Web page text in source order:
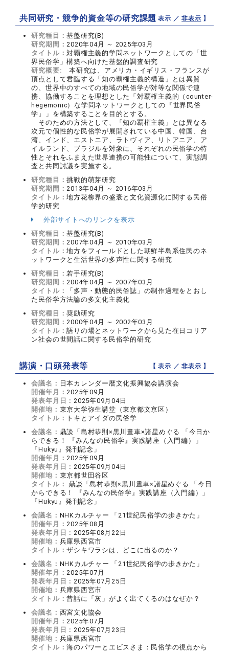
共同研究・競争的資金等の研究課題【 表示 ／非表示 】
研究種目：基盤研究(B)
研究期間：2020年04月 ～ 2025年03月
タイトル：対覇権主義的学問ネットワークとしての「世
界民俗学」構築へ向けた基盤的調査研究
研究概要: 本研究は、アメリカ・イギリス・フランスが
頂点として君臨する「知の覇権主義的構造」とは異質
の、世界中のすべての地域の民俗学が対等な関係で連
携、協働することを理想とした「対覇権主義的（counter-
hegemonic）な学問ネットワークとしての『世界民俗
学』」を構築することを目的とする。
そのための方法として、「知の覇権主義」とは異なる
次元で個性的な民俗学が展開されている中国、韓国、台
湾、インド、エストニア、ラトヴィア、リトアニア、ア
イルランド、ブラジルを対象に、それぞれの民俗学の特
性とそれをふまえた世界連携の可能性について、実態調
査と共同討議を実施する。
研究種目：挑戦的萌芽研究
研究期間：2013年04月 ～ 2016年03月
タイトル：地方花柳界の盛衰と文化資源化に関する民俗
学的研究
外部サイトへのリンクを表示
研究種目：基盤研究(B)
研究期間：2007年04月 ～ 2010年03月
タイトル：地方をフィールドとした朝鮮半島系住民のネ
ットワークと生活世界の多声性に関する研究
研究種目：若手研究(B)
研究期間：2004年04月 ～ 2007年03月
タイトル：
「多声・動態的民俗誌」の制作過程をとおし
た民俗学方法論の多文化主義化
研究種目：奨励研究
研究期間：2000年04月 ～ 2002年03月
タイトル：語りの場とネットワークから見た在日コリア
ン社会の世間話に関する民俗学的研究
講演・口頭発表等 【 表示 ／非表示 】
会議名： 日本カレンダー暦文化振興協会講演会
開催年月：2025年09月
発表年月日：2025年09月04日
開催地： 東京大学弥生講堂（東京都文京区）
タイトル： トキとアイダの民俗学
会議名： 鼎談「島村恭則×黒川晝車×諸星めぐる 「今日か
らできる！ 『みんなの民俗学』実践講座（入門編）」
『Hukyu』発刊記念」
開催年月：2025年09月
発表年月日：2025年09月04日
開催地： 東京都世田谷区
タイトル：
鼎談「島村恭則×黒川晝車×諸星めぐる 「今日
からできる！ 『みんなの民俗学』実践講座（入門編）」
『Hukyu』発刊記念」
会議名： NHKカルチャー 「21世紀民俗学の歩きかた」
開催年月：2025年08月
発表年月日：2025年08月22日
開催地： 兵庫県西宮市
タイトル：ザシキワラシは、どこに出るのか？
会議名： NHKカルチャー 「21世紀民俗学の歩きかた」
開催年月：2025年07月
発表年月日：2025年07月25日
開催地： 兵庫県西宮市
タイトル：昔話に「灰」がよく出てくるのはなぜか？
会議名： 西宮文化協会
開催年月：2025年07月
発表年月日：2025年07月23日
開催地： 兵庫県西宮市
タイトル：海のパワーとエビスさま：民俗学の視点から